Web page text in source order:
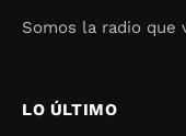
Somos la radio que
LO ÚLTIMO